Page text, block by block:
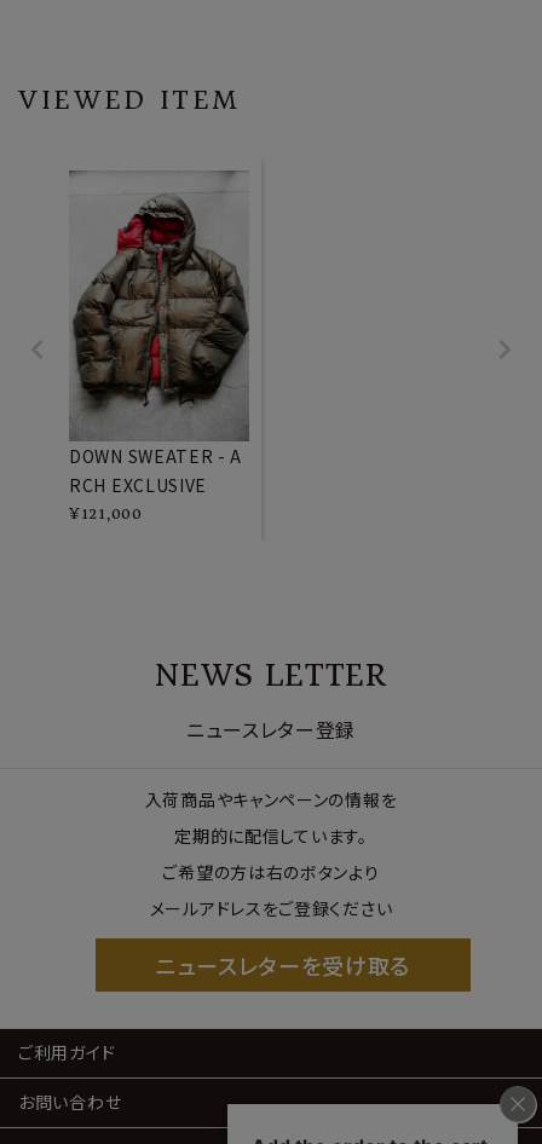
VIEWED ITEM
DOWN SWEATER - A
RCH EXCLUSIVE
¥121,000
NEWS LETTER
ニュースレター登録
入荷商品やキャンペーンの情報を
定期的に配信しています。
ご希望の方は右のボタンより
メールアドレスをご登録ください
ニュースレターを受け取る
ご利用ガイド
お問い合わせ